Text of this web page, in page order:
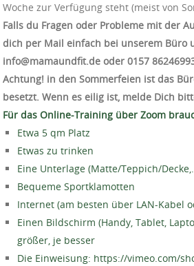
Woche zur Verfügung steht (meist von
Falls du Fragen oder Probleme mit der
dich per Mail einfach bei unserem Büro
info@mamaundfit.de oder ‭0157
Achtung! in den Sommerfeien ist das
besetzt. Wenn es eilig ist, melde Dich
Für das Online-Training über Zoom
Etwa 5 qm Platz
Etwas zu trinken
Eine Unterlage (Matte/Teppich/
Bequeme Sportklamotten
Internet (am besten über LAN-Kabel
Einen Bildschirm (Handy, Tablet,
größer, je besser
Die Einweisung: https://vimeo.com/